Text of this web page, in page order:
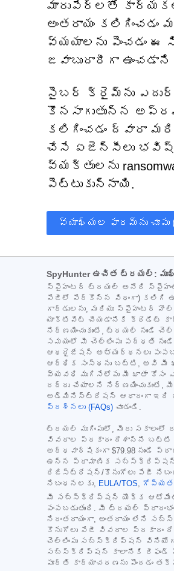
మారుపేర్లతో
అంతరాయం
వ్యయాలను పెంచడం
జవాబుదారీగా
సైబర్ క్రైమ్‌ను
కొనసాగుతున్న
కలిగించడం ద్వారా
చేసే ఏజెన్సీలు
వ్యక్తులను
పెట్టుకున్నాయి.
వ్యాఖ్యల ఫారమ్‌ను చూపు
SpyHunter ఉచిత ట్రయల్:
స్పైహంటర్ ట్రయల్ అనేది
పేజీలో పేర్కొన్న విధంగా) కలిగి
గార్డులను, మరియు స్పైహంటర్
యాక్టివేట్ చేయడానికి క్రెడిట్ కార్డ్
నిర్ణయించుకుంటే, ట్రయల్
సమయంలో మీ చెల్లింపు పద్ధతి
ఆథరైజేషన్ అభ్యర్థనలు
ఆర్థిక సంస్థను బట్టి, అవి మీ
వ్యవధి ముగిసేలోపు మీ ఖాతా కోసం
రద్దు చేయాలని
అడ్మినిస్ట్రేషన్ ఆధారంగా ఇది
ప్రశ్నలు (FAQs) చూడండి.
ట్రయల్ ముగింపులో, మీరు
వివరాల ప్రకారం దేశాన్ని బట్టి
అర్ధవార్షికంగా $79.98 నుండి
ఉన్న ప్రామాణిక సబ్‌స్క్రిప్షన్
రిజిస్ట్రేషన్/కొనుగోలు పేజీ
నిబంధనలకు, EULA/TOS,
మీ సబ్‌స్క్రిప్షన్ యొక్క ఆటోమేటిక్
పంపబడుతుంది. మీ ట్రయల్
నిరంతరాయంగా, అంతరాయం లేని
కొనుగోలు పేజీ వివరాల ప్రకారం
చెల్లింపు సబ్‌స్క్రిప్షన్
సబ్‌స్క్రిప్షన్ కాలానికి రీఫండ్
పూర్తి కార్యాచరణను పొందడం